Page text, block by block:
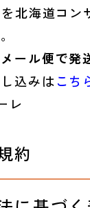
北海道コン
ール便で発
込みはこち
レ
約